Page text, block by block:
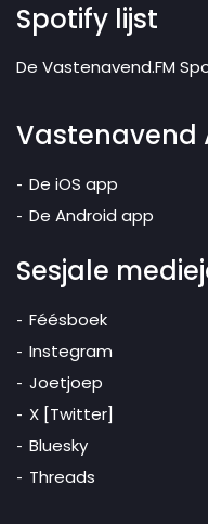
Spotify lijst
De Vastenavend.FM
Vastenavend
De iOS app
De Android app
Sesjale
Féésboek
Instegram
Joetjoep
X [Twitter]
Bluesky
Threads